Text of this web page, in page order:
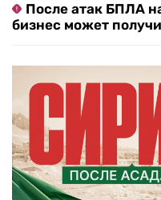
После атак БПЛА
бизнес может